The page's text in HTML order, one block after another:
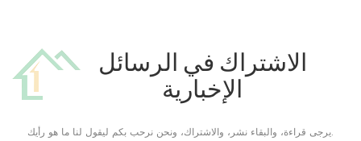
الاشتراك في الرسائل
الإخبارية
يرجى قراءة، والبقاء نشر، والاشتراك، ونحن نرحب بكم ليقول لنا ما هو رأيك.